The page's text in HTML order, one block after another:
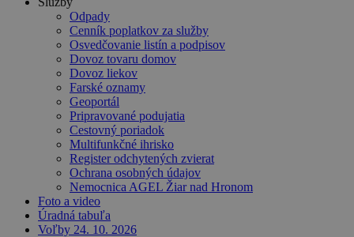
Odpady
Cenník poplatkov za služby
Osvedčovanie listín a podpisov
Dovoz tovaru domov
Dovoz liekov
Farské oznamy
Geoportál
Pripravované podujatia
Cestovný poriadok
Multifunkčné ihrisko
Register odchytených zvierat
Ochrana osobných údajov
Nemocnica AGEL Žiar nad Hronom
Foto a video
Úradná tabuľa
Voľby 24. 10. 2026